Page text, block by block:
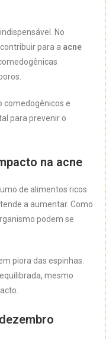
No
para a acne
comedogênicos e
para prevenir o
na acne
de alimentos ricos
a aumentar. Como
podem se
piora das espinhas.
mesmo